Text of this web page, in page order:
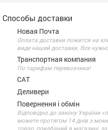
Способы доставки
Новая Почта
Оплата доставки ложится на
виде нашей доставки. Все
Транспортная компания
По тарифам перевозчика!
САТ
Деливери
Повернення і обмін
Відповідно до закону України
можете протягом 14 днів з
товар, придбаний в магазині,